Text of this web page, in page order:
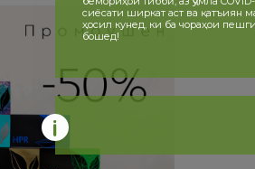
сиёсати ширкат аст ва қатъиян
ҳосил кунед, ки ба чораҳои
бошед!